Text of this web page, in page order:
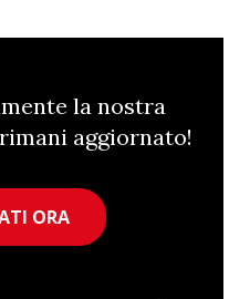
la nostra
aggiornato!
ORA